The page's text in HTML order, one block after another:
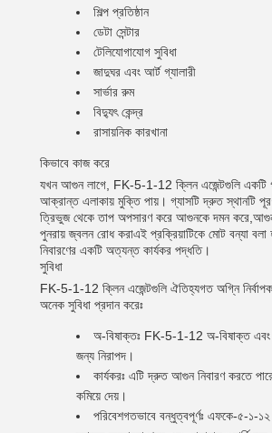
শিল্প প্রতিষ্ঠান
ডেটা সেন্টার
টেলিযোগাযোগ সুবিধা
জাদুঘর এবং আর্ট গ্যালারী
সার্ভার রুম
বিদ্যুৎ কেন্দ্র
রাসায়নিক কারখানা
কিভাবে কাজ করে
যখন আগুন লাগে, FK-5-1-12 ক্লিন এজেন্টগুলি একটি
আক্রান্ত এলাকায় মুক্তি পায়। গ্যাসটি দ্রুত স্থানটি
ত্রিভুজ থেকে তাপ অপসারণ করে আগুনকে দমন
পুনরায় জ্বলন রোধ করাএই প্রক্রিয়াটিকে মোট বন্যা
নিবারণের একটি অত্যন্ত কার্যকর পদ্ধতি।
সুবিধা
FK-5-1-12 ক্লিন এজেন্টগুলি ঐতিহ্যগত অগ্নি নির্বাপক
অনেক সুবিধা প্রদান করেঃ
অ-বিষাক্তঃ FK-5-1-12 অ-বিষাক্ত এবং
জন্য নিরাপদ।
কার্যকরঃ এটি দ্রুত আগুন নিবারণ করতে
কমিয়ে দেয়।
পরিবেশগতভাবে বন্ধুত্বপূর্ণঃ এফকে-৫-১-